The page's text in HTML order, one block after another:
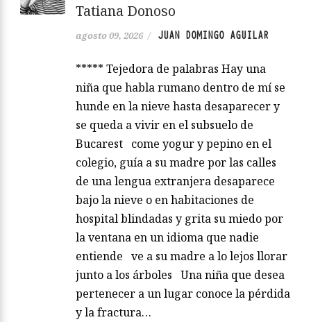
Tatiana Donoso
agosto 09, 2026 / JUAN DOMINGO AGUILAR
***** Tejedora de palabras Hay una
niña que habla rumano dentro de mí se
hunde en la nieve hasta desaparecer y
se queda a vivir en el subsuelo de
Bucarest come yogur y pepino en el
colegio, guía a su madre por las calles
de una lengua extranjera desaparece
bajo la nieve o en habitaciones de
hospital blindadas y grita su miedo por
la ventana en un idioma que nadie
entiende ve a su madre a lo lejos llorar
junto a los árboles Una niña que desea
pertenecer a un lugar conoce la pérdida
y la fractura…